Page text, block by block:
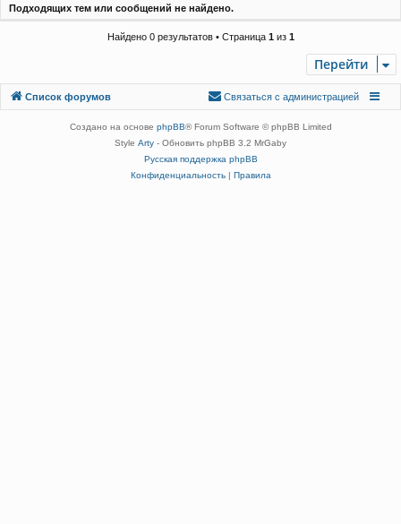
Подходящих тем или сообщений не найдено.
Найдено 0 результатов • Страница 1из 1
Перейти
Список форумов
Связаться с
Связаться с администрацией
Создано на основе phpBB® Forum Software © phpBB Limited
Style Arty - Обновить phpBB 3.2 MrGaby
Русская поддержка phpBB
Конфиденциальность| Правила